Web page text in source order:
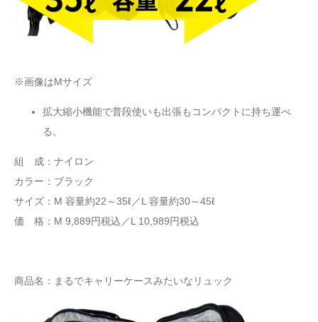
※画像はMサイズ
拡大縮小機能で普段使いも出張もコンパクトに持ち運べ
る。
組 成：ナイロン
カラー：ブラック
サイズ：M 容量約22～35ℓ／L 容量約30～45ℓ
価 格：M 9,889円税込／L 10,989円税込
商品名：まるでキャリーケースみたいなリュック